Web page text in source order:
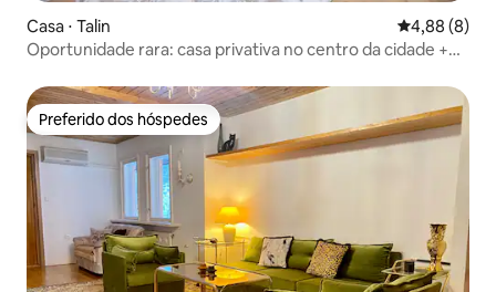
Casa ⋅ Talin 4,88 de uma
4,88 (8)
Oportunidade rara: casa privativa no centro da cidade +
Preferido dos hóspedes
Preferido dos hóspedes